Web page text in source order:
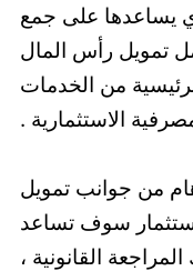
يساعدها على جمع
تمويل رأس المال
من الخدمات
الاستثمارية .
من جوانب تمويل
سوف تساعد
القانونية ،